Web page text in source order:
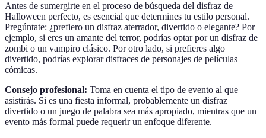
Antes de sumergirte en el proceso de búsqueda del disfraz de
Halloween perfecto, es esencial que determines tu estilo personal.
Pregúntate: ¿prefiero un disfraz aterrador, divertido o elegante? Por
ejemplo, si eres un amante del terror, podrías optar por un disfraz de
zombi o un vampiro clásico. Por otro lado, si prefieres algo
divertido, podrías explorar disfraces de personajes de películas
cómicas.
Consejo profesional: Toma en cuenta el tipo de evento al que
asistirás. Si es una fiesta informal, probablemente un disfraz
divertido o un juego de palabra sea más apropiado, mientras que un
evento más formal puede requerir un enfoque diferente.